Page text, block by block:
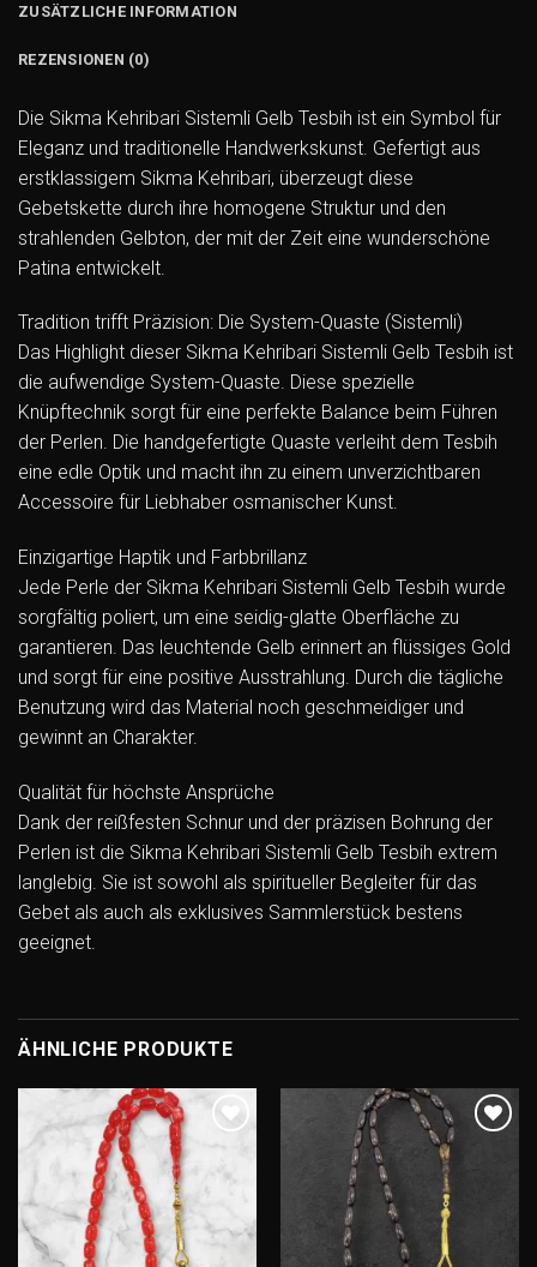
ZUSÄTZLICHE INFORMATION
REZENSIONEN (0)
Die Sikma Kehribari Sistemli Gelb Tesbih ist ein Symbol für
Eleganz und traditionelle Handwerkskunst. Gefertigt aus
erstklassigem Sikma Kehribari, überzeugt diese
Gebetskette durch ihre homogene Struktur und den
strahlenden Gelbton, der mit der Zeit eine wunderschöne
Patina entwickelt.
Tradition trifft Präzision: Die System-Quaste (Sistemli)
Das Highlight dieser Sikma Kehribari Sistemli Gelb Tesbih ist
die aufwendige System-Quaste. Diese spezielle
Knüpftechnik sorgt für eine perfekte Balance beim Führen
der Perlen. Die handgefertigte Quaste verleiht dem Tesbih
eine edle Optik und macht ihn zu einem unverzichtbaren
Accessoire für Liebhaber osmanischer Kunst.
Einzigartige Haptik und Farbbrillanz
Jede Perle der Sikma Kehribari Sistemli Gelb Tesbih wurde
sorgfältig poliert, um eine seidig-glatte Oberfläche zu
garantieren. Das leuchtende Gelb erinnert an flüssiges Gold
und sorgt für eine positive Ausstrahlung. Durch die tägliche
Benutzung wird das Material noch geschmeidiger und
gewinnt an Charakter.
Qualität für höchste Ansprüche
Dank der reißfesten Schnur und der präzisen Bohrung der
Perlen ist die Sikma Kehribari Sistemli Gelb Tesbih extrem
langlebig. Sie ist sowohl als spiritueller Begleiter für das
Gebet als auch als exklusives Sammlerstück bestens
geeignet.
ÄHNLICHE PRODUKTE
Add to
wishlist